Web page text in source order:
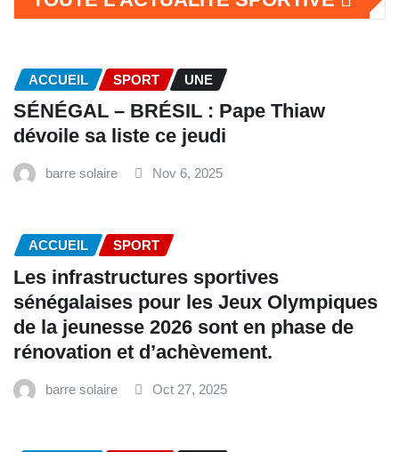
ACCUEIL SPORT UNE
SÉNÉGAL – BRÉSIL : Pape Thiaw
dévoile sa liste ce jeudi
barre solaire Nov 6, 2025
ACCUEIL SPORT
Les infrastructures sportives
sénégalaises pour les Jeux Olympiques
de la jeunesse 2026 sont en phase de
rénovation et d’achèvement.
barre solaire Oct 27, 2025